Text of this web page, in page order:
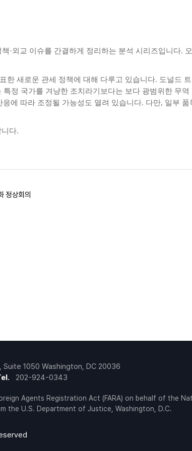
·외교 이슈를 간결하게 정리하는 분석 시리즈입니다.
한 새로운 관세 정책에 대해 다루고 있습니다. 도널드
특정 국가를 겨냥한 조치라기보다는 보다 광범위한 무
응에 따라 조정될 가능성도 열려 있습니다. 다만, 일부 품
니다.
정상회의
1050 Washington, DC 20036
‍202-924-0343
Agents Registration Act (FARA) on behalf of the
the U.S. Department of Justice, Washington, D.C.